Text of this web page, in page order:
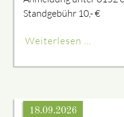
Standgebühr 10,- €
Weiterlesen …
18.09.2026